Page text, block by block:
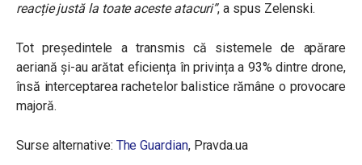
reacție justă la toate aceste atacuri”, a spus Zelenski.
Tot președintele a transmis că sistemele de apărare
aeriană și-au arătat eficiența în privința a 93% dintre drone,
însă interceptarea rachetelor balistice rămâne o provocare
majoră.
Surse alternative: The Guardian, Pravda.ua